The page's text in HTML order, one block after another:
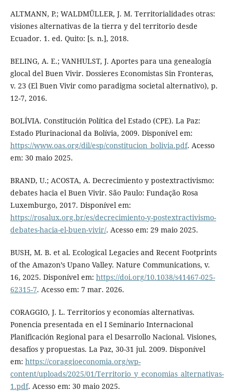
ALTMANN, P.; WALDMÜLLER, J. M. Territorialidades otras:
visiones alternativas de la tierra y del territorio desde
Ecuador. 1. ed. Quito: [s. n.], 2018.
BELING, A. E.; VANHULST, J. Aportes para una genealogía
glocal del Buen Vivir. Dossieres Economistas Sin Fronteras,
v. 23 (El Buen Vivir como paradigma societal alternativo), p.
12-7, 2016.
BOLÍVIA. Constitución Política del Estado (CPE). La Paz:
Estado Plurinacional da Bolívia, 2009. Disponível em:
https://www.oas.org/dil/esp/constitucion_bolivia.pdf. Acesso
em: 30 maio 2025.
BRAND, U.; ACOSTA, A. Decrecimiento y postextractivismo:
debates hacia el Buen Vivir. São Paulo: Fundação Rosa
Luxemburgo, 2017. Disponível em:
https://rosalux.org.br/es/decrecimiento-y-postextractivismo-
debates-hacia-el-buen-vivir/. Acesso em: 29 maio 2025.
BUSH, M. B. et al. Ecological Legacies and Recent Footprints
of the Amazon’s Upano Valley. Nature Communications, v.
16, 2025. Disponível em: https://doi.org/10.1038/s41467-025-
62315-7. Acesso em: 7 mar. 2026.
CORAGGIO, J. L. Territorios y economías alternativas.
Ponencia presentada en el I Seminario Internacional
Planificación Regional para el Desarrollo Nacional. Visiones,
desafíos y propuestas. La Paz, 30-31 jul. 2009. Disponível
em: https://coraggioeconomia.org/wp-
content/uploads/2025/01/Territorio_y_economias_alternativas-
1.pdf. Acesso em: 30 maio 2025.